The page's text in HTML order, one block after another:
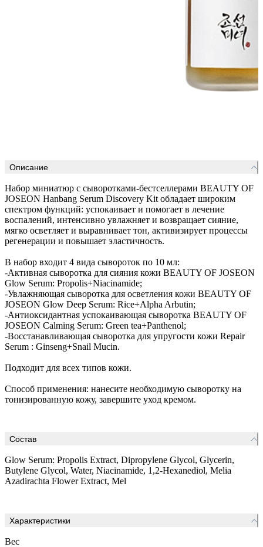
Описание
Набор миниатюр с сыворотками-бестселлерами BEAUTY OF
JOSEON Hanbang Serum Discovery Kit обладает широким
спектром функций: успокаивает и помогает в лечение
воспалений, интенсивно увлажняет и возвращает сияние,
мягко осветляет и выравнивает тон, активизирует процессы
регенерации и повышает эластичность.
В набор входит 4 вида сывороток по 10 мл:
-Активная сыворотка для сияния кожи BEAUTY OF JOSEON
Glow Serum: Propolis+Niacinamide;
-Увлажняющая сыворотка для осветления кожи BEAUTY OF
JOSEON Glow Deep Serum: Rice+Alpha Arbutin;
-Антиоксидантная успокаивающая сыворотка BEAUTY OF
JOSEON Calming Serum: Green tea+Panthenol;
-Восстанавливающая сыворотка для упругости кожи Repair
Serum : Ginseng+Snail Mucin.
Подходит для всех типов кожи.
Способ применения: нанесите необходимую сыворотку на
тонизированную кожу, завершите уход кремом.
Состав
Glow Serum: Propolis Extract, Dipropylene Glycol, Glycerin,
Butylene Glycol, Water, Niacinamide, 1,2-Hexanediol, Melia
Azadirachta Flower Extract, Mel
Характеристики
Вес